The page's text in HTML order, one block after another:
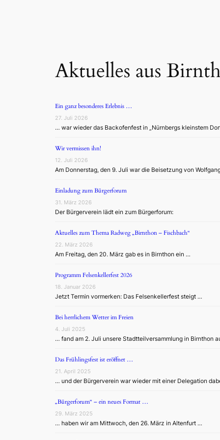
Aktuelles aus
Ein ganz besonderes Erlebnis …
27. Juli 2026
… war wieder das Backofenfest in „Nürnbergs kleinstem
Wir vermissen ihn!
12. Juli 2026
Am Donnerstag, den 9. Juli war die Beisetzung von
Einladung zum Bürgerforum
31. März 2026
Der Bürgerverein lädt ein zum Bürgerforum:
Aktuelles zum Thema Radweg „Birnthon – Fischbach“
22. März 2026
Am Freitag, den 20. März gab es in Birnthon ein …
Programm Felsenkellerfest 2026
18. Januar 2026
Jetzt Termin vormerken: Das Felsenkellerfest steigt …
Bei herrlichem Wetter im Freien
4. Juli 2025
… fand am 2. Juli unsere Stadtteilversammlung in Birnthon
Das Frühlingsfest ist eröffnet …
21. April 2025
… und der Bürgerverein war wieder mit einer Delegation
„Bürgerforum“ – ein neues Format …
29. März 2025
… haben wir am Mittwoch, den 26. März in Altenfurt …